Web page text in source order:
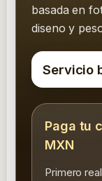
basada en
diseno y
Servicio
Paga tu
MXN
Primero